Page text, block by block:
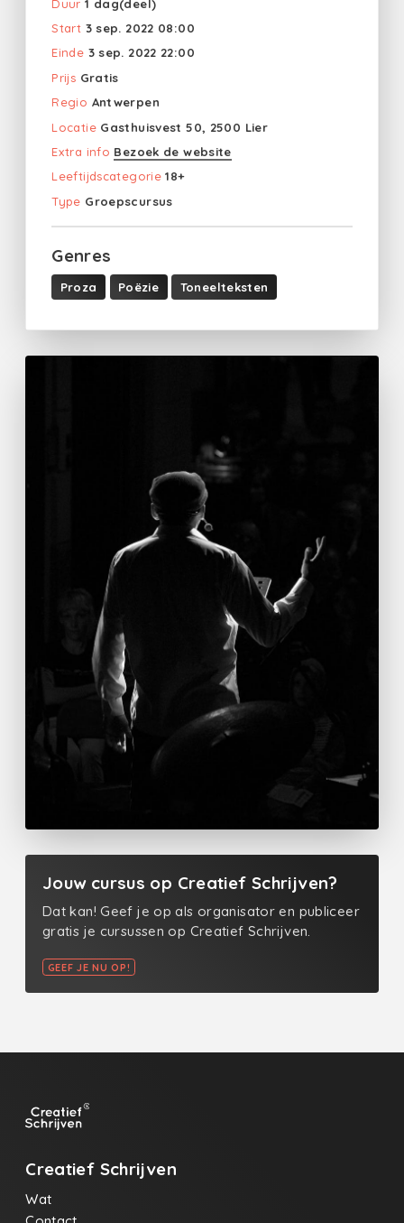
Duur 1 dag(deel)
Start 3 sep. 2022 08:00
Einde 3 sep. 2022 22:00
Prijs Gratis
Regio Antwerpen
Locatie Gasthuisvest 50, 2500 Lier
Extra info Bezoek de website
Leeftijdscategorie 18+
Type Groepscursus
Genres
Proza Poëzie Toneelteksten
Jouw cursus op Creatief Schrijven?
Dat kan! Geef je op als organisator en publiceer
gratis je cursussen op Creatief Schrijven.
GEEF JE NU OP!
Creatief Schrijven
Wat